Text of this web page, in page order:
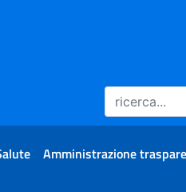
Amministrazione